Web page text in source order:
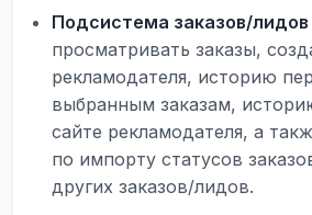
Подсистема заказов/лидов
просматривать заказы,
рекламодателя, историю
выбранным заказам,
сайте рекламодателя, а
по импорту статусов
других заказов/лидов.